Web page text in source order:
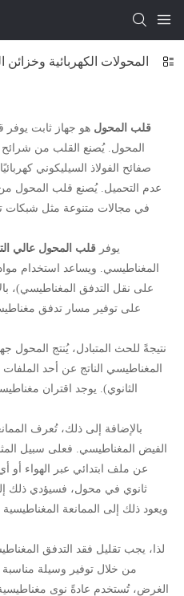
المحولات الكهربائية وخزائن
قلب المحول هو جهاز ثابت يوفر
المحول. يُصنع القلب من شرائح
صفائح الفولاذ السيليكوني
عدم التحميل. يُصنع قلب المحول
في مجالات متنوعة مثل شبكات
يوفر قلب المحول عالي
المغناطيسي. ويساعد استخدام
على نقل التدفق المغناطيسي)،
على توفير مسار تدفق
نتيجةً للحث المتبادل، يُنتج المحول
المغناطيسي الناتج عن أحد
الثانوي). يوجد اقتران
بالإضافة إلى ذلك، تُعرف
الفيض المغناطيسي. فعلى سبيل
عن ملف ابتدائي عبر الهواء أو
ثانوي في محول، فسيؤدي ذلك
ويعود ذلك إلى الممانعة المغناطيسية
لذا، يجب تقليل فقد التدفق
من خلال توفير وسيلة مناسبة
الغرض، تُستخدم عادةً نوى